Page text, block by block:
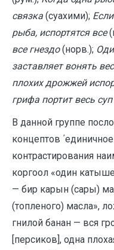
связка (суахими);
рыба, испортятся все
все гнездо(норв.);
заставляет вонять
плохих дрожжей
грифа портит весь суп
В данной группе
концептов
контрастирования
коргоол «один
— бир карын (сары)
(топленого) масла»,
гнилой банан — вся
[персиков], одна